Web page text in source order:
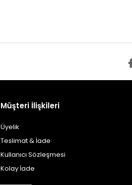
Müşteri İlişkileri
Üyelik
Teslimat & İade
Kullanıcı Sözleşmesi
Kolay İade